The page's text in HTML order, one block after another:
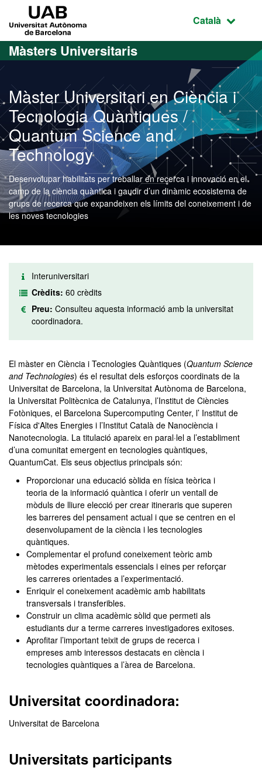
Ves al contingut principal
Ves a la navegació de la pàgina
Idioma
Català
Màsters Universitaris
Màster Universitari en Ciència i
Tecnologia Quàntiques /
Quantum Science and
Technology
Desenvolupar habilitats per treballar en recerca i innovació en el
camp de la ciència quàntica i gaudir d’un dinàmic ecosistema de
grups de recerca que expandeixen els límits del coneixement i de
les noves tecnologies
Interuniversitari
Crèdits: 60 crèdits
Preu: Consulteu aquesta informació amb la universitat
coordinadora.
El màster en Ciència i Tecnologies Quàntiques (Quantum Science
and Technologies) és el resultat dels esforços coordinats de la
Universitat de Barcelona, la Universitat Autònoma de Barcelona,
la Universitat Politècnica de Catalunya, l’Institut de Ciències
Fotòniques, el Barcelona Supercomputing Center, l’ Institut de
Física d'Altes Energies i l’Institut Català de Nanociència i
Nanotecnologia. La titulació apareix en paral·lel a l’establiment
d’una comunitat emergent en tecnologies quàntiques,
QuantumCat. Els seus objectius principals són:
Proporcionar una educació sòlida en física teòrica i
teoria de la informació quàntica i oferir un ventall de
mòduls de lliure elecció per crear itineraris que superen
les barreres del pensament actual i que se centren en el
desenvolupament de la ciència i les tecnologies
quàntiques.
Complementar el profund coneixement teòric amb
mètodes experimentals essencials i eines per reforçar
les carreres orientades a l’experimentació.
Enriquir el coneixement acadèmic amb habilitats
transversals i transferibles.
Construir un clima acadèmic sòlid que permeti als
estudiants dur a terme carreres investigadores exitoses.
Aprofitar l’important teixit de grups de recerca i
empreses amb interessos destacats en ciència i
tecnologies quàntiques a l’àrea de Barcelona.
Universitat coordinadora:
Universitat de Barcelona
Universitats participants